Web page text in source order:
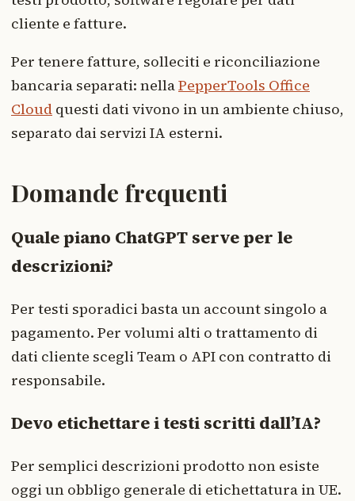
cliente e fatture.
Per tenere fatture, solleciti e riconciliazione
bancaria separati: nellaPepperTools Office
Cloud questi dati vivono in un ambiente chiuso,
separato dai servizi IA esterni.
Domande frequenti
Quale piano ChatGPT serve per le
descrizioni?
Per testi sporadici basta un account singolo a
pagamento. Per volumi alti o trattamento di
dati cliente scegli Team o API con contratto di
responsabile.
Devo etichettare i testi scritti dall’IA?
Per semplici descrizioni prodotto non esiste
oggi un obbligo generale di etichettatura in UE.